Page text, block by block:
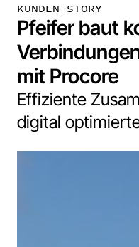
KUNDEN-STORY
Pfeifer baut
mit Procore
Effiziente
digital